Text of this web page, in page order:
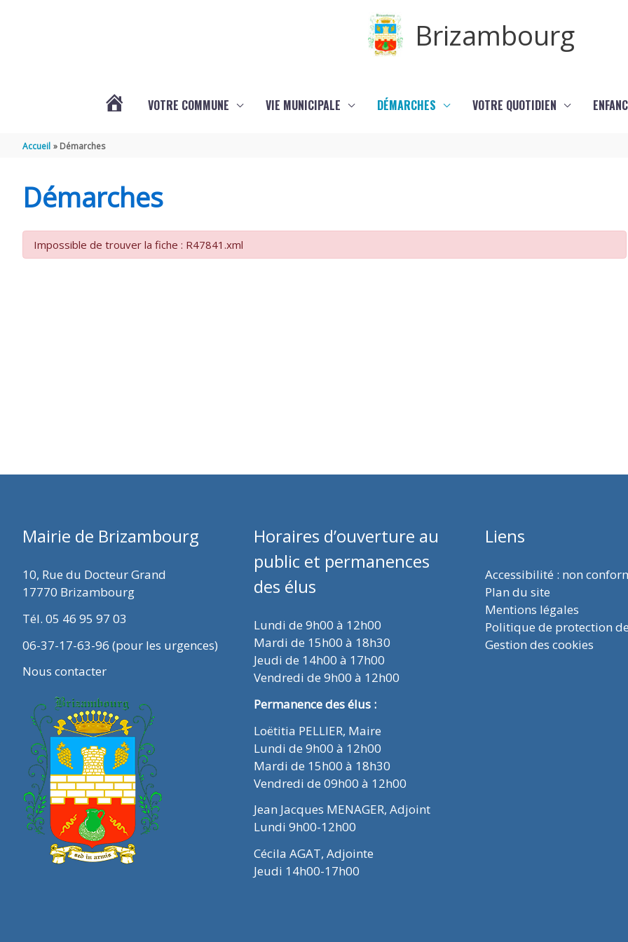
Brizambourg
VOTRE COMMUNE VIE MUNICIPALE DÉMARCHES VOTRE QUOTIDIEN
Accueil Démarches
Démarches
Impossible de trouver la fiche : R47841.xml
Mairie de Brizambourg
10, Rue du Docteur Grand
17770 Brizambourg
Tél. 05 46 95 97 03
06-37-17-63-96 (pour les urgences)
Nous contacter
Horaires d’ouverture au
public et permanences
des élus
Lundi de 9h00 à 12h00
Mardi de 15h00 à 18h30
Jeudi de 14h00 à 17h00
Vendredi de 9h00 à 12h00
Permanence des élus :
Loëtitia PELLIER, Maire
Lundi de 9h00 à 12h00
Mardi de 15h00 à 18h30
Vendredi de 09h00 à 12h00
Jean Jacques MENAGER, Adjoint
Lundi 9h00-12h00
Cécila AGAT, Adjointe
Jeudi 14h00-17h00
Liens
Accessibilité : non
Plan du site
Mentions légales
Politique de protection
Gestion des cookies